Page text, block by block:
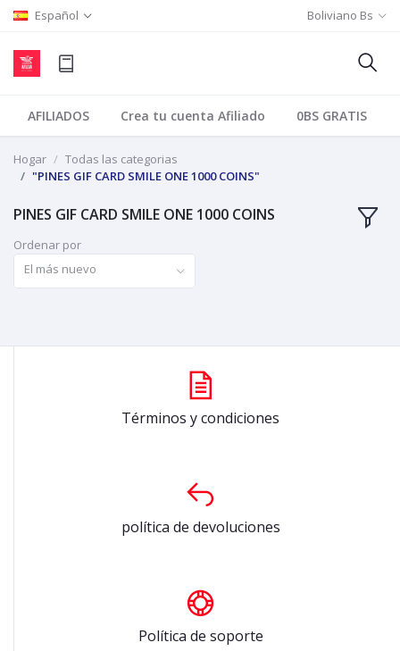
Español Boliviano Bs
AFILIADOS Crea tu cuenta Afiliado 0BS GRATIS
Hogar
Todas las categorias
"PINES GIF CARD SMILE ONE 1000 COINS"
PINES GIF CARD SMILE ONE 1000 COINS
Ordenar por
El más nuevo
Términos y condiciones
política de devoluciones
Política de soporte